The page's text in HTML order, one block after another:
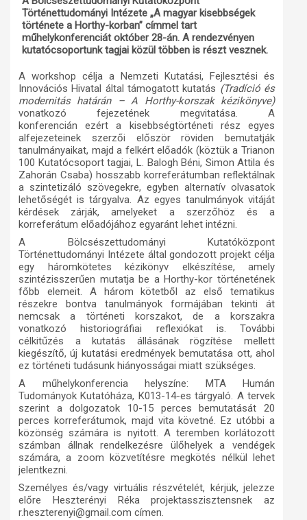
Műhelymunkák
Történettudományi Intézete „A magyar kisebbségek
története a Horthy-korban” címmel tart
műhelykonferenciát október 28-án. A rendezvényen
kutatócsoportunk tagjai közül többen is részt vesznek.
A workshop célja a Nemzeti Kutatási, Fejlesztési és
Innovációs Hivatal által támogatott kutatás (Tradíció és
modernitás határán – A Horthy-korszak kézikönyve)
vonatkozó fejezetének megvitatása. A
konferencián ezért a kisebbségtörténeti rész egyes
alfejezeteinek szerzői először röviden bemutatják
tanulmányaikat, majd a felkért előadók (köztük a Trianon
100 Kutatócsoport tagjai, L. Balogh Béni, Simon Attila és
Zahorán Csaba) hosszabb korreferátumban reflektálnak
a szintetizáló szövegekre, egyben alternatív olvasatok
lehetőségét is tárgyalva. Az egyes tanulmányok vitáját
kérdések zárják, amelyeket a szerzőhöz és a
korreferátum előadójához egyaránt lehet intézni.
A Bölcsészettudományi Kutatóközpont
Történettudományi Intézete által gondozott projekt célja
egy háromkötetes kézikönyv elkészítése, amely
szintézisszerűen mutatja be a Horthy-kor történetének
főbb elemeit. A három kötetből az első tematikus
részekre bontva tanulmányok formájában tekinti át
nemcsak a történeti korszakot, de a korszakra
vonatkozó historiográfiai reflexiókat is. További
célkitűzés a kutatás állásának rögzítése mellett
kiegészítő, új kutatási eredmények bemutatása ott, ahol
ez történeti tudásunk hiányosságai miatt szükséges.
A műhelykonferencia helyszíne: MTA Humán
Tudományok Kutatóháza, K013-14-es tárgyaló. A tervek
szerint a dolgozatok 10-15 perces bemutatását 20
perces korreferátumok, majd vita követné. Ez utóbbi a
közönség számára is nyitott. A teremben korlátozott
számban állnak rendelkezésre ülőhelyek a vendégek
számára, a zoom közvetítésre megkötés nélkül lehet
jelentkezni.
Személyes és/vagy virtuális részvételét, kérjük, jelezze
előre Heszterényi Réka projektasszisztensnek az
r.heszterenyi@gmail.com címen.